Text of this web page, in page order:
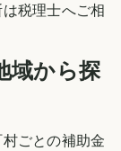
税理士へご相
域から探
ごとの補助金